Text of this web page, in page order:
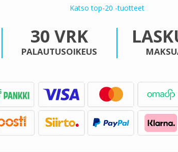
Katso top-20 -tuotteet
30 VRK
PALAUTUSOIKEUS